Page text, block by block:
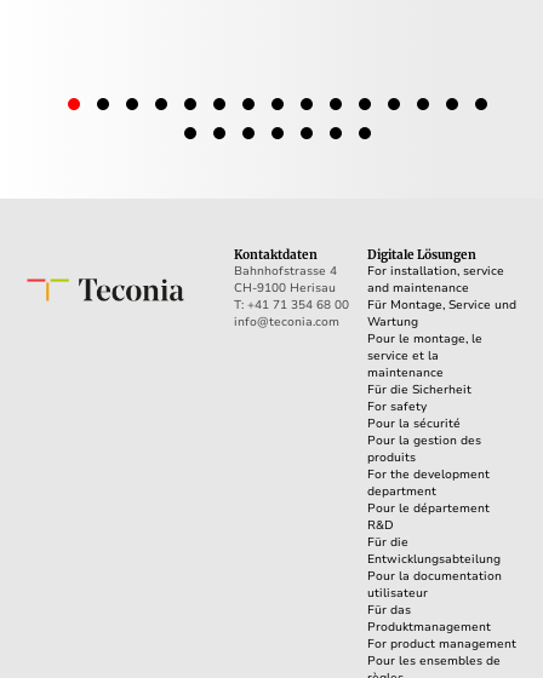
Kontaktdaten
Bahnhofstrasse 4
CH-9100 Herisau
T: +41 71 354 68 00
info@teconia.com
Digitale Lösungen
For installation, service
and maintenance
Für Montage, Service und
Wartung
Pour le montage, le
service et la
maintenance
Für die Sicherheit
For safety
Pour la sécurité
Pour la gestion des
produits
For the development
department
Pour le département
R&D
Für die
Entwicklungsabteilung
Pour la documentation
utilisateur
Für das
Produktmanagement
For product management
Pour les ensembles de